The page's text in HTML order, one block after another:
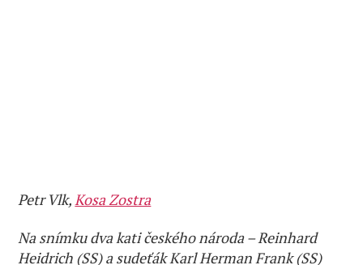
Petr Vlk, Kosa Zostra
Na snímku dva kati českého národa – Reinhard
Heidrich (SS) a sudeťák Karl Herman Frank (SS)